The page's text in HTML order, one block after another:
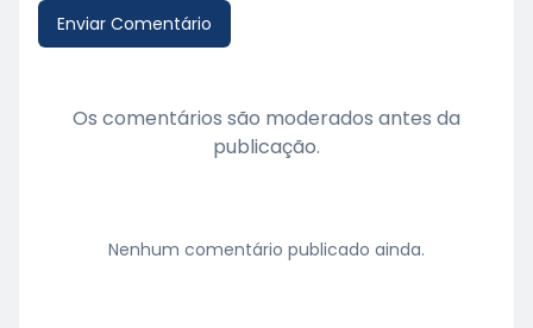
Enviar Comentário
Os comentários são moderados antes da
publicação.
Nenhum comentário publicado ainda.